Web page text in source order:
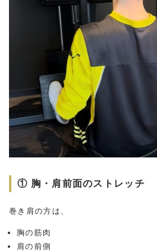
① 胸・肩前面のストレッチ
巻き肩の方は、
胸の筋肉
肩の前側